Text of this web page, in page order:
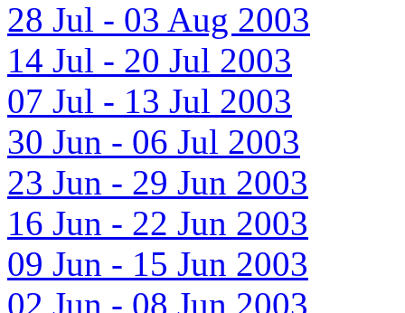
28 Jul - 03 Aug 2003
14 Jul - 20 Jul 2003
07 Jul - 13 Jul 2003
30 Jun - 06 Jul 2003
23 Jun - 29 Jun 2003
16 Jun - 22 Jun 2003
09 Jun - 15 Jun 2003
02 Jun - 08 Jun 2003